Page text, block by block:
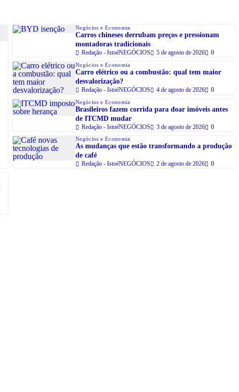
Negócios e Economia
Carros chineses derrubam preços e pressionam
montadoras tradicionais
Redação - IstoéNEGÓCIOS 5 de agosto de 2026 0
Negócios e Economia
Carro elétrico ou a combustão: qual tem maior
desvalorização?
Redação - IstoéNEGÓCIOS 4 de agosto de 2026 0
Negócios e Economia
Brasileiros fazem corrida para doar imóveis antes
de ITCMD mudar
Redação - IstoéNEGÓCIOS 3 de agosto de 2026 0
Negócios e Economia
As mudanças que estão transformando a produção
de café
Redação - IstoéNEGÓCIOS 2 de agosto de 2026 0